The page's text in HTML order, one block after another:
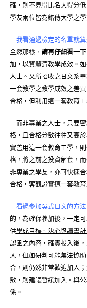
確，則不見得比名大得分
學友兩位皆為銘傳大學之
我看通過檢定的名單就
全然那樣， 請再仔細看一下
加，以資釐清教學成效。
人士。又所招收之日文系
一套教學之教學成效之差
合格，但利用這一套教育
而非專業之人士，只要
格，且合格分數往往又高
實善用這一套教育工學，
格，將之前之投資解套，
非專業之學友，亦可快速
合格，客觀證實這一套教育
看過參加吳式日文的方法
的，為確保參加後，一定
供學成目標、決心與讀書
認函之內容，確實投入後
入，但如研判可能無法協
合，則仍然非常歡迎加入
數，則建議暫緩加入。與
係。